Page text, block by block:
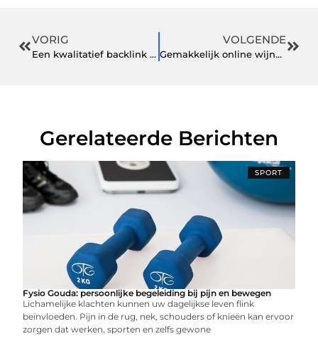
VORIG
Een kwalitatief backlink profiel zorgt voor een hoge plaatsing in Google.
VOLGENDE
Gemakkelijk online wijnflessen kopen
Gerelateerde Berichten
SPORT
Fysio Gouda: persoonlijke begeleiding bij pijn en bewegen
Lichamelijke klachten kunnen uw dagelijkse leven flink
beïnvloeden. Pijn in de rug, nek, schouders of knieën kan ervoor
zorgen dat werken, sporten en zelfs gewone